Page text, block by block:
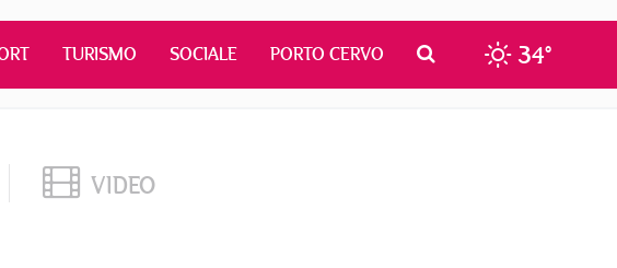
TURISMO SOCIALE PORTO CERVO 34°
VIDEO